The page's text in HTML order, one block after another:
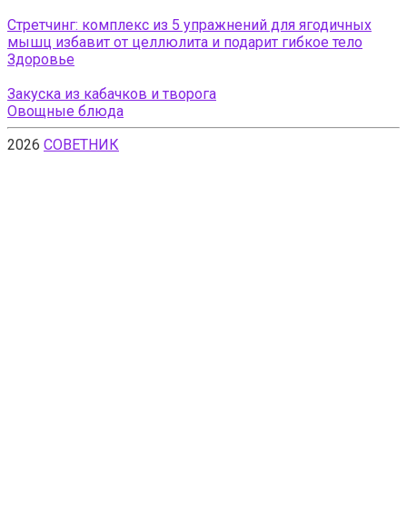
Стретчинг: комплекс из 5 упражнений для ягодичных
мышц избавит от целлюлита и подарит гибкое тело
Здоровье
Закуска из кабачков и творога
Овощные блюда
2026 СОВЕТНИК